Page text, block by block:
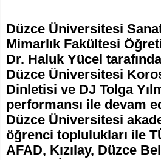
Düzce Üniversitesi
Mimarlık Fakültesi
Dr. Haluk Yücel
Düzce Üniversitesi
Dinletisi ve DJ Tolga
performansı ile devam
Düzce Üniversitesi
öğrenci toplulukları ile
AFAD, Kızılay, Düzce